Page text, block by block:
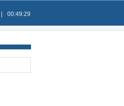
00:49:29